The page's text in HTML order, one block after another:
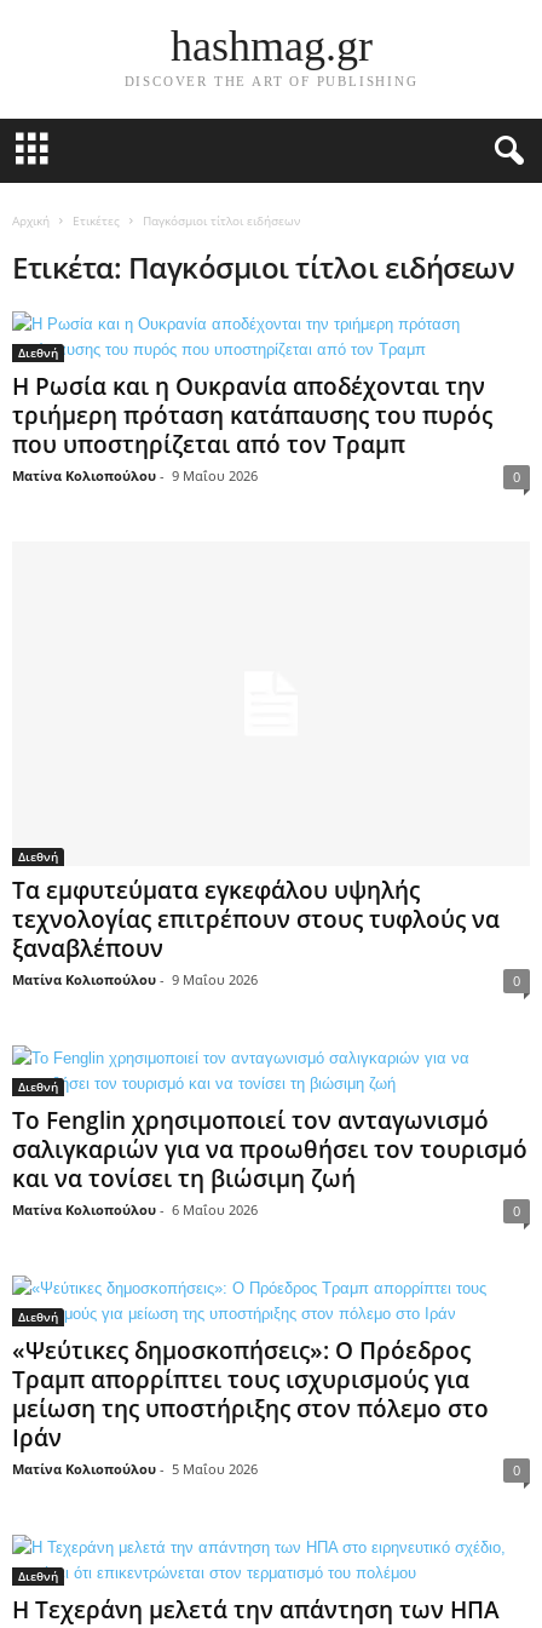
hashmag.gr
DISCOVER THE ART OF PUBLISHING
Αρχική Ετικέτες Παγκόσμιοι τίτλοι ειδήσεων
Ετικέτα: Παγκόσμιοι τίτλοι ειδήσεων
Διεθνή
Η Ρωσία και η Ουκρανία αποδέχονται την
τριήμερη πρόταση κατάπαυσης του πυρός
που υποστηρίζεται από τον Τραμπ
Ματίνα Κολιοπούλου - 9 Μαΐου 2026 0
Διεθνή
Τα εμφυτεύματα εγκεφάλου υψηλής
τεχνολογίας επιτρέπουν στους τυφλούς να
ξαναβλέπουν
Ματίνα Κολιοπούλου - 9 Μαΐου 2026 0
Διεθνή
Το Fenglin χρησιμοποιεί τον ανταγωνισμό
σαλιγκαριών για να προωθήσει τον τουρισμό
και να τονίσει τη βιώσιμη ζωή
Ματίνα Κολιοπούλου - 6 Μαΐου 2026 0
Διεθνή
«Ψεύτικες δημοσκοπήσεις»: Ο Πρόεδρος
Τραμπ απορρίπτει τους ισχυρισμούς για
μείωση της υποστήριξης στον πόλεμο στο
Ιράν
Ματίνα Κολιοπούλου - 5 Μαΐου 2026 0
Διεθνή
Η Τεχεράνη μελετά την απάντηση των ΗΠΑ